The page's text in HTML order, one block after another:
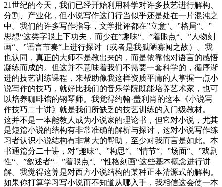
21世纪的今天，我们已经开始利用科学对许多技艺进行解构、
分割、产业化，但小说写作这门行当似乎还是处在一片混沌之
中。我们的许多写作指导，文学批评都在”立意“、”格局“、”
思想“这类字眼上下功夫，而少在”趣味“、”着眼点“、”人物刻
画“、”语言节奏“上进行探讨（或者是我孤陋寡闻之故）。我
也认同，真正的大师不是教出来的，而是依靠他对语言的感悟
凝练而成的。但这并不意味着我们不需要一套科学的，循序渐
进的技艺训练课程，来帮助像我这样资质平庸的人掌握一点小
说写作的技巧，就好比我们的音乐学院既能培养艺术家，也可
以培养咖啡馆的钢琴师。我觉得约翰·盖利肖的这本《小说写
作技巧二十讲》就是我们所缺乏的技艺训练的入门级教材。
这并不是一本能教人成为小说家的理论书，但它对小说，尤其
是短篇小说的结构有非常准确的解析与探讨，这对小说写作练
习者认识小说结构有非常大的帮助，至少对我而言是如此。本
书通篇分二十讲，对”趣味“、”构思“、”情节“、”场面“、”戏剧
性“、”叙述者“、”着眼点“、”性格刻画“这些基本概念进行讲
解。我觉得这算是对西方小说结构的某种正本清源式的解构。
如果你打算学习写小说而不知道从哪入手，我相信这会使一本